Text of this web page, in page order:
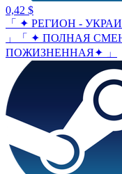
0,42 $
「 ✦ РЕГИОН -
」「 ✦ ПОЛНАЯ
ПОЖИЗНЕННАЯ✦ 」